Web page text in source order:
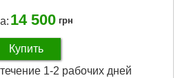
14 500 грн
Купить
1-2 рабочих дней